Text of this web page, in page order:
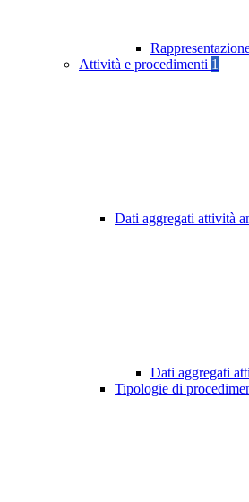
Attività e procedimenti 1
Dati aggregati attività
Dati aggregati
Tipologie di